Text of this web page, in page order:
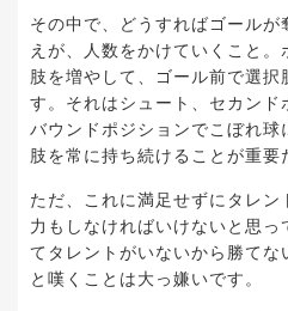
その中で、どうすればゴール
えが、人数をかけていくこと
肢を増やして、ゴール前で選
す。それはシュート、セカンド
バウンドポジションでこぼれ球
肢を常に持ち続けることが重要
ただ、これに満足せずにタレ
力もしなければいけないと思っ
てタレントがいないから勝て
と嘆くことは大っ嫌いです。